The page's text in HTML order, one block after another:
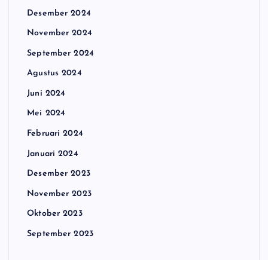
Desember 2024
November 2024
September 2024
Agustus 2024
Juni 2024
Mei 2024
Februari 2024
Januari 2024
Desember 2023
November 2023
Oktober 2023
September 2023